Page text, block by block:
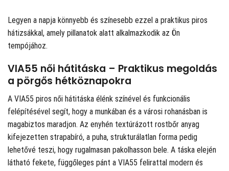
Legyen a napja könnyebb és színesebb ezzel a praktikus piros
hátizsákkal, amely pillanatok alatt alkalmazkodik az Ön
tempójához.
VIA55 női hátitáska – Praktikus megoldás
a pörgős hétköznapokra
A VIA55 piros női hátitáska élénk színével és funkcionális
felépítésével segít, hogy a munkában és a városi rohanásban is
magabiztos maradjon. Az enyhén textúrázott rostbőr anyag
kifejezetten strapabíró, a puha, strukturálatlan forma pedig
lehetővé teszi, hogy rugalmasan pakolhasson bele. A táska elején
látható fekete, függőleges pánt a VIA55 felirattal modern és